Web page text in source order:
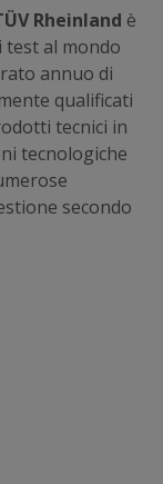
Rheinland è
al mondo
annuo di
qualificati
tecnici in
tecnologiche
secondo